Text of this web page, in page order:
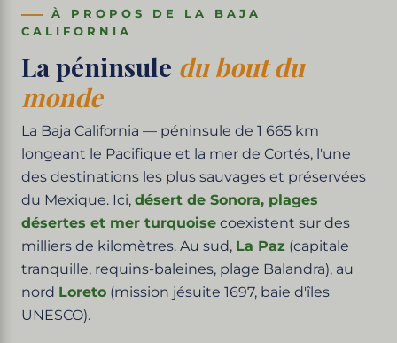
À PROPOS DE LA BAJA
CALIFORNIA
La péninsule du bout du
monde
La Baja California — péninsule de 1 665 km
longeant le Pacifique et la mer de Cortés, l'une
des destinations les plus sauvages et préservées
du Mexique. Ici, désert de Sonora, plages
désertes et mer turquoise coexistent sur des
milliers de kilomètres. Au sud, La Paz (capitale
tranquille, requins-baleines, plage Balandra), au
nord Loreto (mission jésuite 1697, baie d'îles
UNESCO).